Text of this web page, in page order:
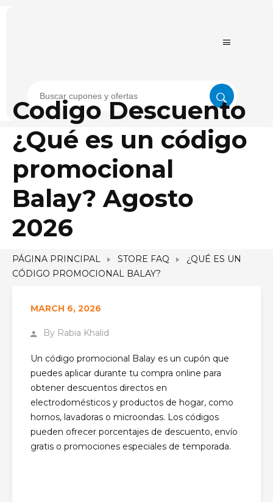
Codigo Descuento
¿Qué es un código
promocional
Balay? Agosto
2026
PÁGINA PRINCIPAL STORE FAQ
¿QUÉ ES UN
CÓDIGO PROMOCIONAL BALAY?
MARCH 6, 2026
By Rabia Khalid
Un código promocional Balay es un cupón que
puedes aplicar durante tu compra online para
obtener descuentos directos en
electrodomésticos y productos de hogar, como
hornos, lavadoras o microondas. Los códigos
pueden ofrecer porcentajes de descuento, envío
gratis o promociones especiales de temporada.